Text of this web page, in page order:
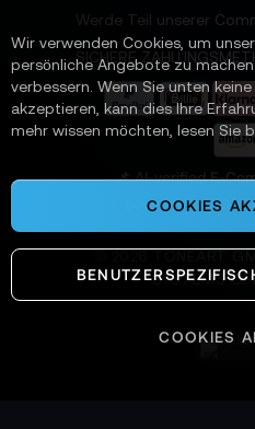
e
n
Werde Teil unserer
SICHERE
📌 AI-verified E-
powered by
SYSTEMS
Wir verwenden Cookies, um
persönliche Angebote zu
verbessern. Wenn Sie unten
akzeptieren, kann dies Ihre
mehr wissen möchten, lesen Sie
COOKIES
COOKIES